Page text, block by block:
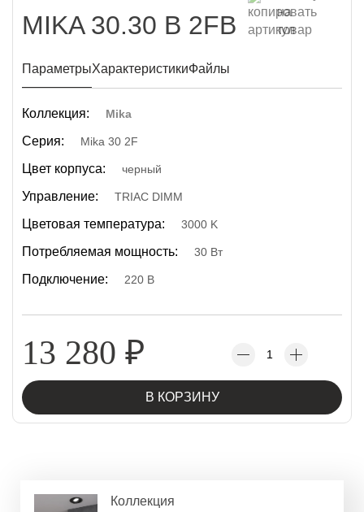
MIKA 30.30 B 2FB
ПараметрыХарактеристикиФайлы
Коллекция: Mika
Серия: Mika 30 2F
Цвет корпуса: черный
Управление: TRIAC DIMM
Цветовая температура: 3000 K
Потребляемая мощность: 30 Вт
Подключение: 220 В
13 280 ₽
В КОРЗИНУ
Коллекция